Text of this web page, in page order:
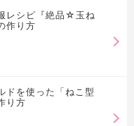
レシピ『絶品☆玉ね
作り方
ドを使った「ねこ型
り方